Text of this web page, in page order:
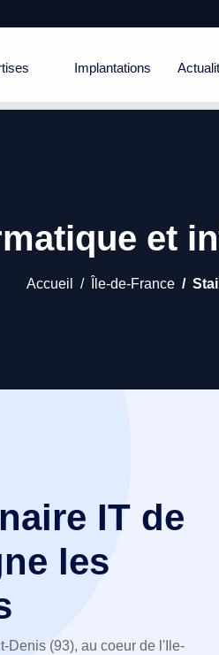
Implantations
et
Accueil Île-de-France
IT de
les
Denis (93), au coeur de l'Ile-